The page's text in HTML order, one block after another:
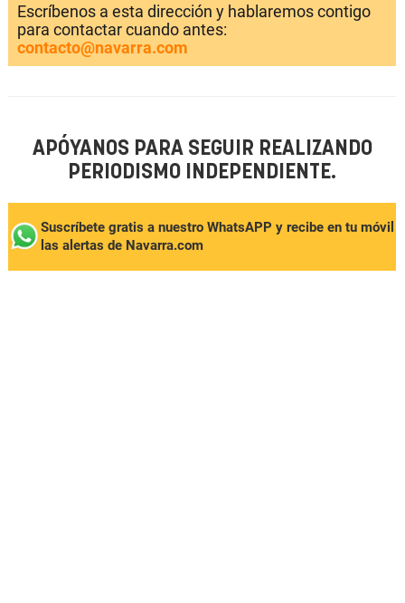
Escríbenos a esta dirección y hablaremos contigo
para contactar cuando antes:
contacto@navarra.com
APÓYANOS PARA SEGUIR REALIZANDO
PERIODISMO INDEPENDIENTE.
Suscríbete gratis a nuestro WhatsAPP y recibe en tu móvil
las alertas de Navarra.com